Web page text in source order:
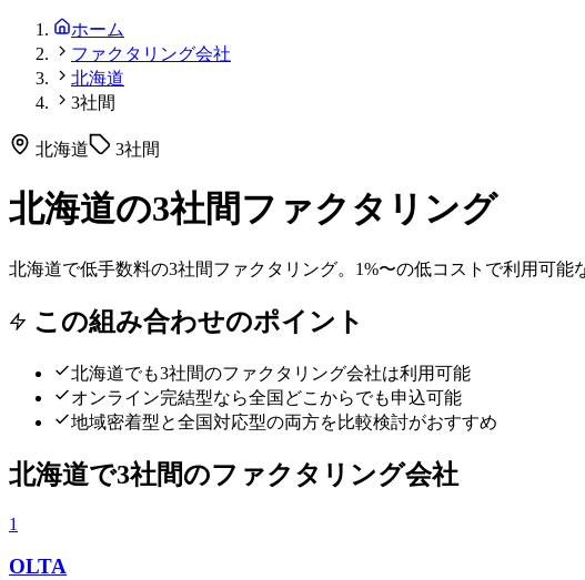
ホーム
ファクタリング会社
北海道
3社間
北海道 3社間
北海道の3社間ファクタリング
北海道で低手数料の3社間ファクタリング。1%〜の低コストで利用可能
この組み合わせのポイント
北海道でも3社間のファクタリング会社は利用可能
オンライン完結型なら全国どこからでも申込可能
地域密着型と全国対応型の両方を比較検討がおすすめ
北海道で3社間のファクタリング会社
1
OLTA